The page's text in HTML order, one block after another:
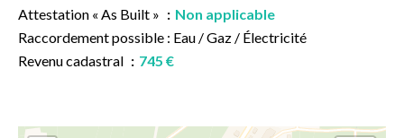
Attestation « As Built »
Non applicable
Raccordement possible : Eau / Gaz / Électricité
Revenu cadastral
745 €